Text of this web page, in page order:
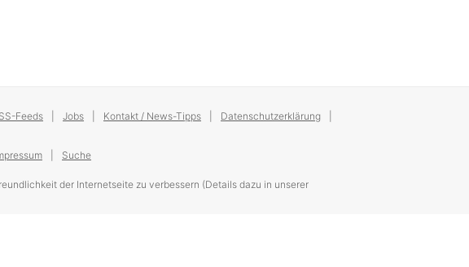
Feeds Jobs Kontakt / News-Tipps Datenschutzerklärung
Suche
der Internetseite zu verbessern (Details dazu in unserer